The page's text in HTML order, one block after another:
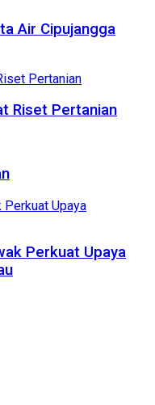
Air Cipujangga
Riset Pertanian
Perkuat Upaya